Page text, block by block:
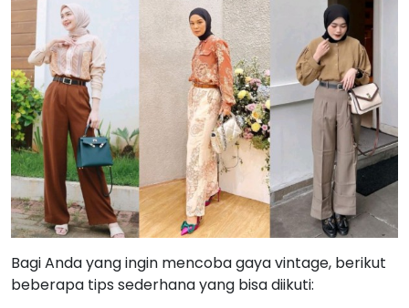
Bagi Anda yang ingin mencoba gaya vintage, berikut
beberapa tips sederhana yang bisa diikuti: